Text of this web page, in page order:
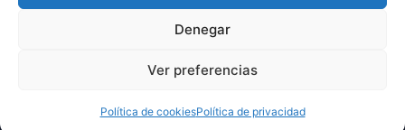
Denegar
Ver preferencias
Política de cookiesPolítica de privacidad
contacto@metodoksos.com